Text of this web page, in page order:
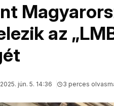
az
2025. jún. 5. 14:36 3 perces